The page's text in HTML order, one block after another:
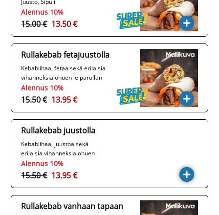
Juusto, Sipuli
Alennus 10%
15.00 € 13.50 €
Rullakebab fetajuustolla
Kebablihaa, fetaa sekä erilaisia
vihanneksia ohuen leipärullan
sisällä.
Alennus 10%
15.50 € 13.95 €
Rullakebab juustolla
Kebablihaa, juustoa sekä
erilaisia vihanneksia ohuen
leipärullan sisällä.
Alennus 10%
15.50 € 13.95 €
Rullakebab vanhaan tapaan